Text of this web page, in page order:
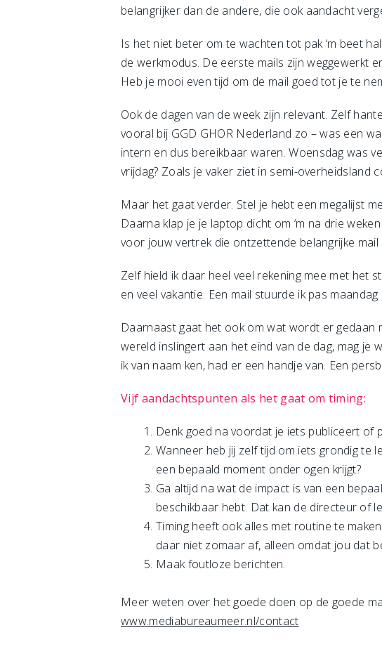
belangrijker dan de andere, die ook aandacht
Is het niet beter om te wachten tot pak ‘m beet
de werkmodus. De eerste mails zijn weggewerkt
Heb je mooi even tijd om de mail goed tot je te
Ook de dagen van de week zijn relevant. Zelf
vooral bij GGD GHOR Nederland zo – was een
intern en dus bereikbaar waren. Woensdag was
vrijdag? Zoals je vaker ziet in semi-overheidsland
Maar het gaat verder. Stel je hebt een megalijst
Daarna klap je je laptop dicht om ‘m na drie
voor jouw vertrek die ontzettende belangrijke
Zelf hield ik daar heel veel rekening mee met het
en veel vakantie. Een mail stuurde ik pas
Daarnaast gaat het ook om wat wordt er gedaan
wereld inslingert aan het eind van de dag, mag je
ik van naam ken, had er een handje van. Een
Vijf aandachtspunten als het gaat om timing:
Denk goed na voordat je iets publiceert of
Wanneer heb jij zelf tijd om iets grondig te
een bepaald moment onder ogen krijgt?
Ga altijd na wat de impact is van een
beschikbaar hebt. Dat kan de directeur of
Timing heeft ook alles met routine te
daar niet zomaar af, alleen omdat jou dat
Maak foutloze berichten.
Meer weten over het goede doen op de goede
www.mediabureaumeer.nl/contact